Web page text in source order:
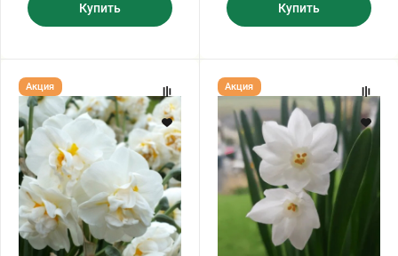
Кизильник саженец
Хризантемы саженцы
Зелень и пряные травы
Купить Купить
Нарцисс
"БРИДАЛ
КРАУН"
(5
штук)
Акция
Нарцисс
"ЗИВА"
штук)
Акция